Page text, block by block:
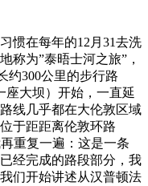
惯在每年的12月31去洗
称为”泰晤士河之旅”，
约300公里的步行路
座大坝）开始，一直延
线几乎都在大伦敦区域
于距距离伦敦环路
重复一遍：这是一条
经完成的路段部分，我
们开始讲述从汉普顿法